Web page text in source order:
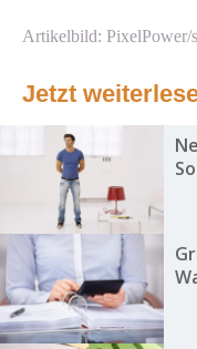
Artikelbild: PixelPower/
Jetzt